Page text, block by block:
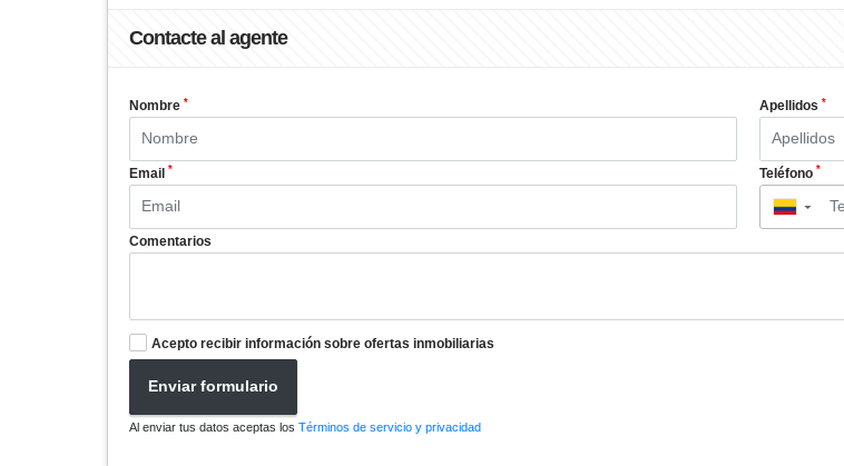
Contacte al agente
Nombre * Apellidos *
Email * Teléfono *
▼
Comentarios
Acepto recibir información sobre ofertas inmobiliarias
Enviar formulario
Al enviar tus datos aceptas los Términos de servicio y privacidad